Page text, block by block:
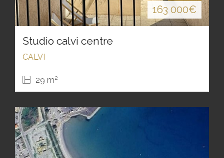
163 000€
Studio calvi centre
CALVI
29 m2